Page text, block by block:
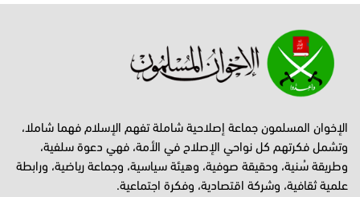
الإخوان المسلمون جماعة إصلاحية شاملة تفهم الإسلام فهما شاملا،
وتشمل فكرتهم كل نواحي الإصلاح في الأمة، فهي دعوة سلفية،
وطريقة سُنية، وحقيقة صوفية، وهيئة سياسية، وجماعة رياضية، ورابطة
علمية ثقافية، وشركة اقتصادية، وفكرة اجتماعية.